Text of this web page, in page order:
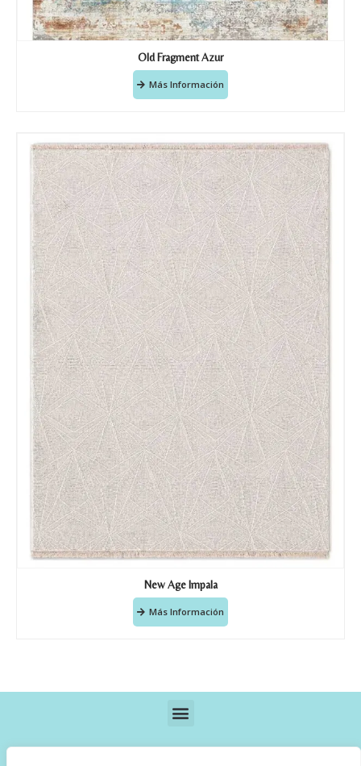
Old Fragment Azur
Más Información
New Age Impala
Más Información